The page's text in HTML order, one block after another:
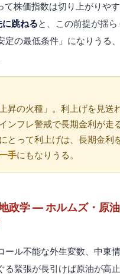
て株価指数は切り上がりや
に跳ねると、この前提が揺
定の最低条件」になりうる
昇の火種」。利上げを見送
ンフレ警戒で長期金利が走
とって利上げは、長期金利
手にもなりうる。
政学 — ホルムズ・原
ール不能な外生変数、中東
る緊張が長引けば原油が高止